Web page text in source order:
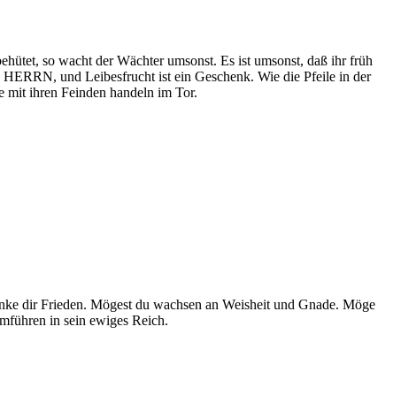
so wacht der Wächter umsonst. Es ist umsonst, daß ihr früh
HERRN, und Leibesfrucht ist ein Geschenk. Wie die Pfeile in der
mit ihren Feinden handeln im Tor.
dir Frieden. Mögest du wachsen an Weisheit und Gnade. Möge
in sein ewiges Reich.